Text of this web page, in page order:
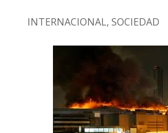
INTERNACIONAL, SOCIEDAD